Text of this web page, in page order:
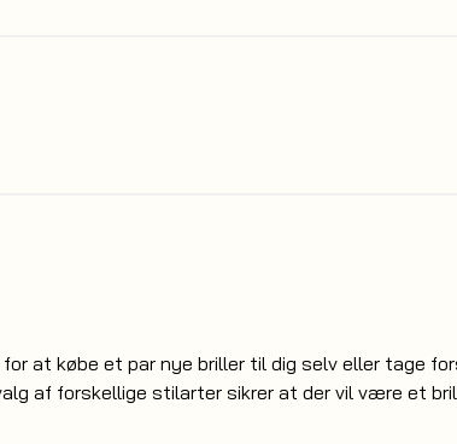
at købe et par nye briller til dig selv eller tage
af forskellige stilarter sikrer at der vil være et